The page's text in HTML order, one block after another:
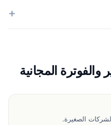
والفوترة المجانية
الصغيرة.